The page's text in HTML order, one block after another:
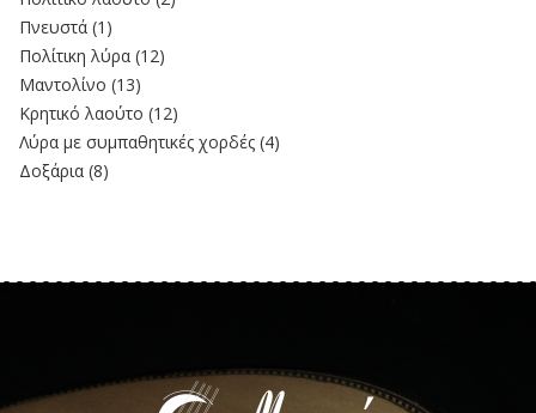
Πνευστά (1)
Πολίτικη λύρα (12)
Μαντολίνο (13)
Κρητικό λαούτο (12)
Λύρα με συμπαθητικές χορδές (4)
Δοξάρια (8)